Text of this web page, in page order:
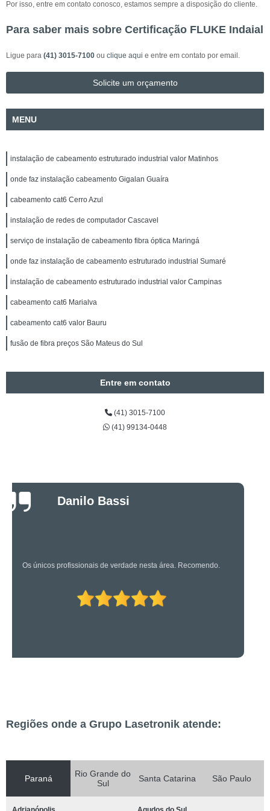
Por isso, entre em contato conosco, estamos sempre a disposição do cliente.
Para saber mais sobre Certificação FLUKE Indaial
Ligue para (41) 3015-7100 ou clique aqui e entre em contato por email.
Solicite um orçamento
MENU
instalação de cabeamento estruturado industrial valor Matinhos
onde faz instalação cabeamento Gigalan Guaíra
cabeamento cat6 Cerro Azul
instalação de redes de computador Cascavel
serviço de instalação de cabeamento fibra óptica Maringá
onde faz instalação de cabeamento estruturado industrial Sumaré
instalação de cabeamento estruturado industrial valor Campinas
cabeamento cat6 Marialva
cabeamento cat6 valor Bauru
fusão de fibra preços São Mateus do Sul
Entre em contato
(41) 3015-7100
(41) 99134-0448
Luciano Rueda
Oliveira
Os caras são bons mesmo! Profissionais de primeira!
Regiões onde a Grupo Lasetronik atende:
Paraná
Rio Grande do
Sul
Santa Catarina São Paulo